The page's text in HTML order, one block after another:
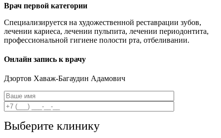
Врач первой категории
Специализируется на художественной реставрации зубов,
лечении кариеса, лечении пульпита, лечении периодонтита,
профессиональной гигиене полости рта, отбеливании.
Онлайн запись к врачу
Дзортов Хаваж-Багаудин Адамович
Выберите клинику